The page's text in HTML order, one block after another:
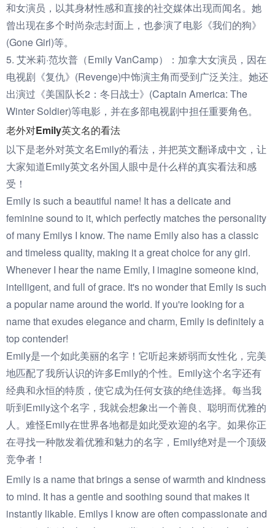
和女演员，以其身材性感和直接的社交媒体出现而闻名。她
曾出现在多个时尚杂志封面上，也参演了电影《我们的狗》
(Gone Girl)等。
5. 艾米莉·范坎普（Emily VanCamp）：加拿大女演员，因在
电视剧《复仇》(Revenge)中饰演主角而受到广泛关注。她还
出演过《美国队长2：冬日战士》(Captain America: The
Winter Soldier)等电影，并在多部电视剧中担任重要角色。
老外对Emily英文名的看法
以下是老外对英文名Emily的看法，并把英文翻译成中文，让
大家知道Emily英文名外国人眼中是什么样的真实看法和感
受！
Emily is such a beautiful name! It has a delicate and
feminine sound to it, which perfectly matches the personality
of many Emilys I know. The name Emily also has a classic
and timeless quality, making it a great choice for any girl.
Whenever I hear the name Emily, I imagine someone kind,
intelligent, and full of grace. It's no wonder that Emily is such
a popular name around the world. If you're looking for a
name that exudes elegance and charm, Emily is definitely a
top contender!
Emily是一个如此美丽的名字！它听起来娇弱而女性化，完美
地匹配了我所认识的许多Emily的个性。Emily这个名字还有
经典和永恒的特质，使它成为任何女孩的绝佳选择。每当我
听到Emily这个名字，我就会想象出一个善良、聪明而优雅的
人。难怪Emily在世界各地都是如此受欢迎的名字。如果你正
在寻找一种散发着优雅和魅力的名字，Emily绝对是一个顶级
竞争者！
Emily is a name that brings a sense of warmth and kindness
to mind. It has a gentle and soothing sound that makes it
instantly likable. Emilys I know are often compassionate and